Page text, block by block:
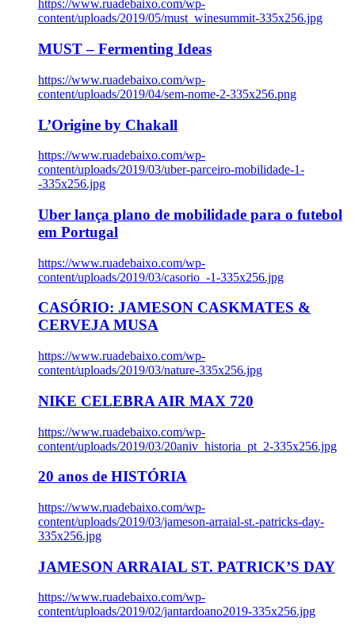
https://www.ruadebaixo.com/wp-
content/uploads/2019/05/must_winesummit-335x256.jpg
MUST – Fermenting Ideas
https://www.ruadebaixo.com/wp-
content/uploads/2019/04/sem-nome-2-335x256.png
L’Origine by Chakall
https://www.ruadebaixo.com/wp-
content/uploads/2019/03/uber-parceiro-mobilidade-1-
-335x256.jpg
Uber lança plano de mobilidade para o futebol
em Portugal
https://www.ruadebaixo.com/wp-
content/uploads/2019/03/casorio_-1-335x256.jpg
CASÓRIO: JAMESON CASKMATES &
CERVEJA MUSA
https://www.ruadebaixo.com/wp-
content/uploads/2019/03/nature-335x256.jpg
NIKE CELEBRA AIR MAX 720
https://www.ruadebaixo.com/wp-
content/uploads/2019/03/20aniv_historia_pt_2-335x256.jpg
20 anos de HISTÓRIA
https://www.ruadebaixo.com/wp-
content/uploads/2019/03/jameson-arraial-st.-patricks-day-
335x256.jpg
JAMESON ARRAIAL ST. PATRICK’S DAY
https://www.ruadebaixo.com/wp-
content/uploads/2019/02/jantardoano2019-335x256.jpg